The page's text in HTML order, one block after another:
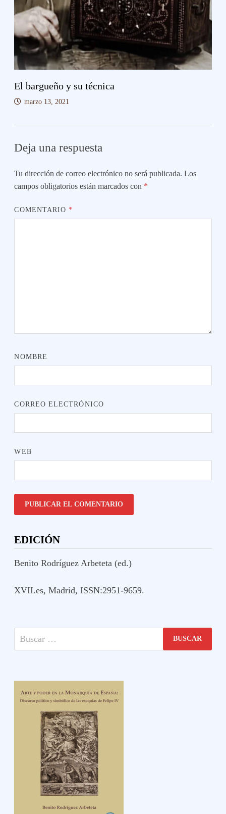
El bargueño y su técnica
marzo 13, 2021
Deja una respuesta
Tu dirección de correo electrónico no será publicada. Los
campos obligatorios están marcados con *
COMENTARIO*
NOMBRE
CORREO ELECTRÓNICO
WEB
EDICIÓN
Benito Rodríguez Arbeteta (ed.)
XVII.es, Madrid, ISSN:2951-9659.
Buscar: